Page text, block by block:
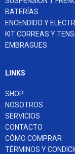
BATERÍAS
ENCENDIDO Y
KIT CORREAS Y
EMBRAGUES
LINKS
SHOP
NOSOTROS
SERVICIOS
CONTACTO
CÓMO COMPRAR
TÉRMINOS Y